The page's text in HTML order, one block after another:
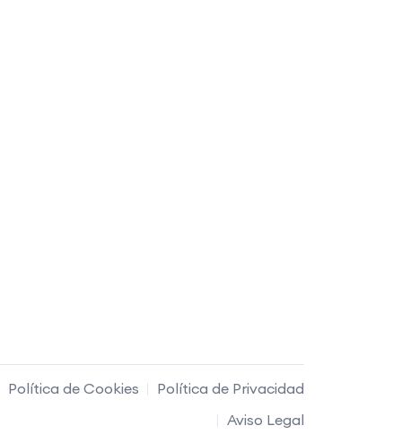
Política de Cookies
Política de Privacidad
Aviso Legal